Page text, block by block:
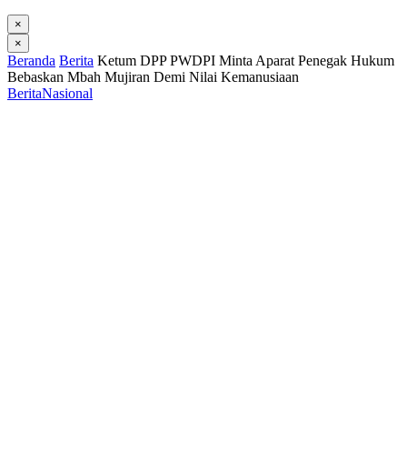
×
×
Beranda Berita Ketum DPP PWDPI Minta Aparat Penegak Hukum
Bebaskan Mbah Mujiran Demi Nilai Kemanusiaan
BeritaNasional